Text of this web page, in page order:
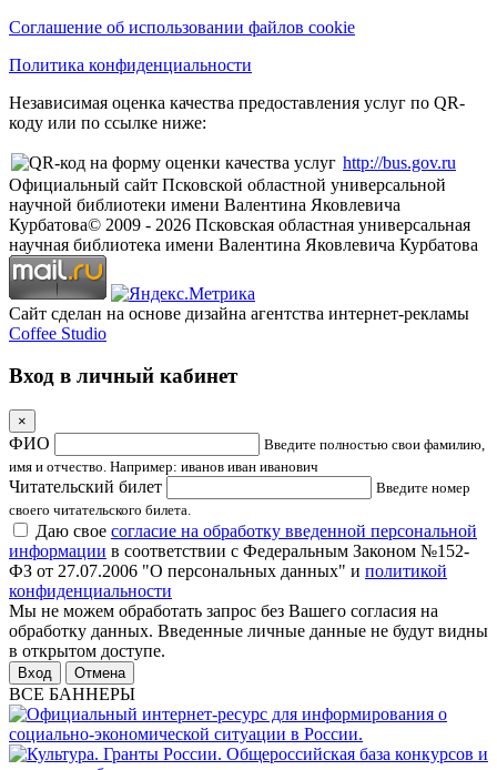
Соглашение об использовании файлов cookie
Политика конфиденциальности
Независимая оценка качества предоставления услуг по QR-
коду или по ссылке ниже:
http://bus.gov.ru
Официальный сайт Псковской областной универсальной
научной библиотеки имени Валентина Яковлевича
Курбатова© 2009 - 2026 Псковская областная универсальная
научная библиотека имени Валентина Яковлевича Курбатова
Сайт сделан на основе дизайна агентства интернет-рекламы
Coffee Studio
Вход в личный кабинет
×
ФИО
Введите полностью свои фамилию,
имя и отчество. Например: иванов иван иванович
Читательский билет
Введите номер
своего читательского билета.
Даю свое согласие на обработку введенной персональной
информации в соответствии с Федеральным Законом №152-
ФЗ от 27.07.2006 "О персональных данных" и политикой
конфиденциальности
Мы не можем обработать запрос без Вашего согласия на
обработку данных. Введенные личные данные не будут видны
в открытом доступе.
Отмена
ВСЕ БАННЕРЫ